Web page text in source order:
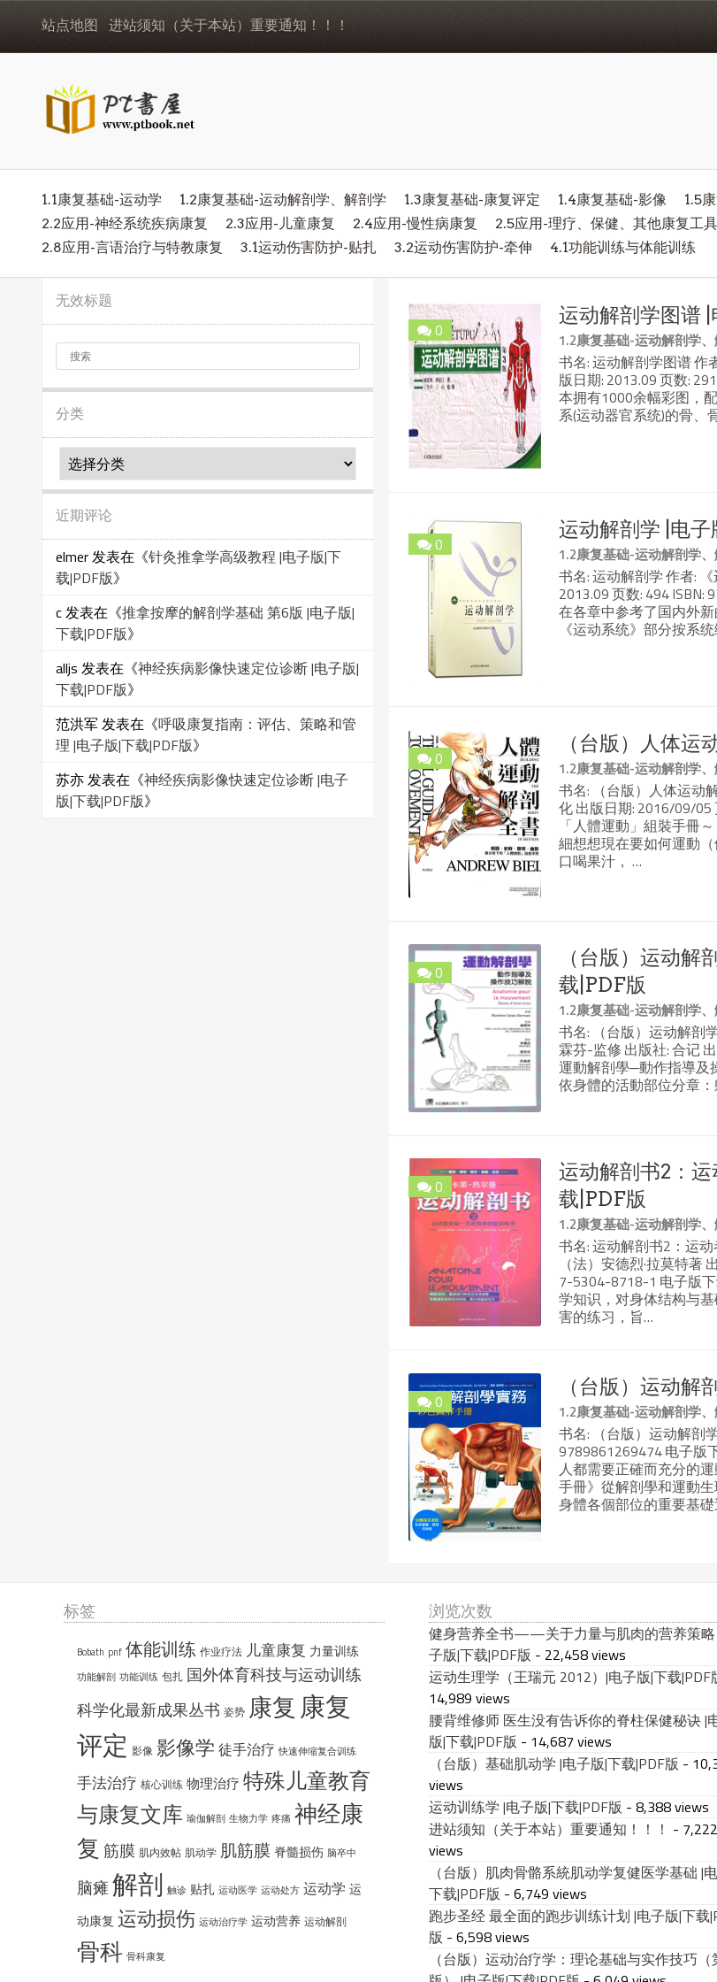
站点地图 进站须知（关于本站）重要通知！！！
1.1康复基础-运动学 1.2康复基础-运动解剖学、解剖学 1.3康复基础-康复评定 1.4康复基础-影像 1.5
2.2应用-神经系统疾病康复
2.3应用-儿童康复 2.4应用-慢性病康复 2.5应用-理疗、保健、其他康复工
2.8应用-言语治疗与特教康复
3.1运动伤害防护-贴扎 3.2运动伤害防护-牵伸 4.1功能训练与体能训练
无效标题
分类
近期评论
elmer发表在《针灸推拿学高级教程 |电子版|下
载|PDF版》
c发表在《推拿按摩的解剖学基础 第6版 |电子版|
下载|PDF版》
alljs 发表在《神经疾病影像快速定位诊断 |电子版|
下载|PDF版》
范洪军发表在《呼吸康复指南：评估、策略和管
理 |电子版|下载|PDF版》
苏亦发表在《神经疾病影像快速定位诊断 |电子
版|下载|PDF版》
0
运动解剖学图谱
1.2康复基础-运动解剖学
书名: 运动解剖学图谱 作
版日期: 2013.09 页数:
本拥有1000余幅彩图，
系(运动器官系统)的骨、
0
运动解剖学 |电
1.2康复基础-运动解剖学
书名: 运动解剖学 作者:
2013.09 页数: 494
在各章中参考了国内外
《运动系统》部分按系
0
（台版）人体运
1.2康复基础-运动解剖学
书名: （台版）人体运动
化 出版日期: 2016/09/05
「人體運動」組裝手冊
細想想現在要如何運動
口喝果汁， …
0
（台版）运动解
载|PDF版
1.2康复基础-运动解剖学
书名: （台版）运动解剖
霖芬-监修 出版社: 合记
運動解剖學─動作指導及
依身體的活動部位分章
0
运动解剖书2：
载|PDF版
1.2康复基础-运动解剖学
书名: 运动解剖书2：运
（法）安德烈·拉莫特著
7-5304-8718-1 电子版
学知识，对身体结构与
害的练习，旨…
0
（台版）运动解
1.2康复基础-运动解剖学
书名: （台版）运动解剖
9789861269474 电子
人都需要正確而充分的
手冊》從解剖學和運動
身體各個部位的重要基
标签
Bobath pnf 体能训练 作业疗法 儿童康复 力量训练
功能解剖 功能训练 包扎 国外体育科技与运动训练
科学化最新成果丛书 姿势 康复康复
评定 影像 影像学 徒手治疗 快速伸缩复合训练
手法治疗 核心训练 物理治疗 特殊儿童教育
与康复文库 瑜伽解剖 生物力学 疼痛 神经康
复筋膜 肌内效帖 肌动学 肌筋膜 脊髓损伤 脑卒中
脑瘫解剖 触诊 贴扎 运动医学 运动处方 运动学 运
动康复 运动损伤 运动治疗学 运动营养 运动解剖
骨科 骨科康复
浏览次数
健身营养全书——关于力量与肌肉的营养策略
子版|下载|PDF版 - 22,458 views
运动生理学（王瑞元 2012）|电子版|下载|PDF
14,989 views
腰背维修师 医生没有告诉你的脊柱保健秘诀 |
版|下载|PDF版 - 14,687 views
（台版）基础肌动学 |电子版|下载|PDF版 -
views
运动训练学 |电子版|下载|PDF版 - 8,388 views
进站须知（关于本站）重要通知！！！ - 7,222
views
（台版）肌肉骨骼系統肌动学复健医学基础 |
下载|PDF版 - 6,749 views
跑步圣经 最全面的跑步训练计划 |电子版|下载
版 - 6,598 views
（台版）运动治疗学：理论基础与实作技巧（